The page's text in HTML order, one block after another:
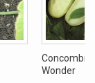
Concombre
Wonder